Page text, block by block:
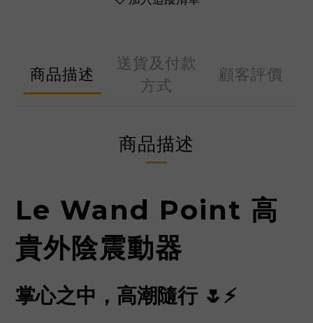
商品描述
送貨及付款
方式
顧客評價
商品描述
Le Wand Point 高
貴外陰震動器
掌心之中，高潮隨行 🌷⚡